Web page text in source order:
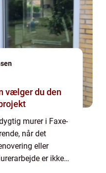
murer i Faxe-
når det
eller
er ikke